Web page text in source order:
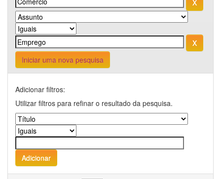
Iniciar uma nova pesquisa
Adicionar filtros:
Utilizar filtros para refinar o resultado da pesquisa.